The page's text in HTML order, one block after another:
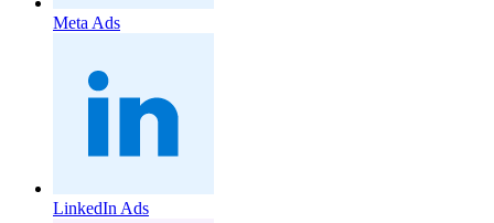
Meta Ads
LinkedIn Ads